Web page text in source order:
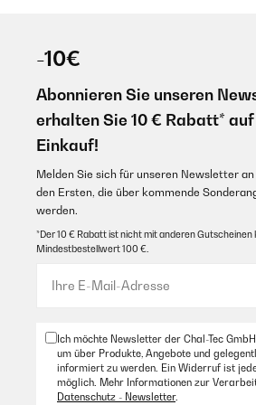
-10€
Abonnieren Sie unseren
erhalten Sie 10 € Rabatt*
Einkauf!
Melden Sie sich für unseren Newsletter an
den Ersten, die über kommende
werden.
*Der 10 € Rabatt ist nicht mit anderen Gutscheinen
Mindestbestellwert 100 €.
Ich möchte Newsletter der Chal-Tec
um über Produkte, Angebote und
informiert zu werden. Ein Widerruf ist
möglich. Mehr Informationen zur
Datenschutz - Newsletter.